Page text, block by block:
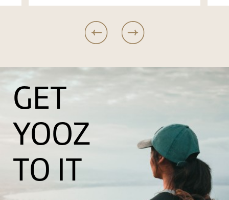
GET
YOOZ
TO IT